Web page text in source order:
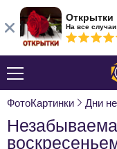
ФотоКартинки Дни
Открытки
На все